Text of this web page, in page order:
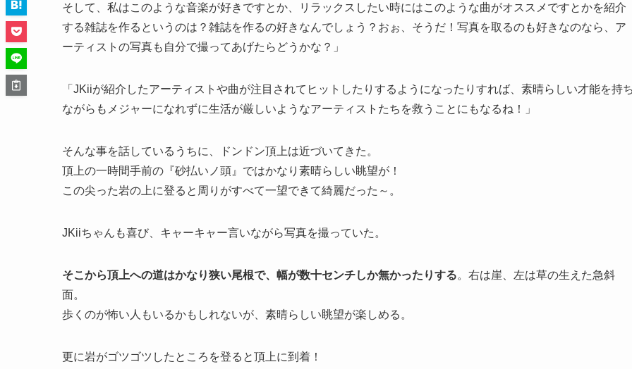
そして、私はこのような音楽が好きですとか、リラックスしたい時にはこのような曲がオススメですとかを紹介
する雑誌を作るというのは？雑誌を作るの好きなんでしょう？おぉ、そうだ！写真を取るのも好きなのなら、ア
ーティストの写真も自分で撮ってあげたらどうかな？」
「JKiiが紹介したアーティストや曲が注目されてヒットしたりするようになったりすれば、素晴らしい才能を持
ながらもメジャーになれずに生活が厳しいようなアーティストたちを救うことにもなるね！」
そんな事を話しているうちに、ドンドン頂上は近づいてきた。
頂上の一時間手前の『砂払いノ頭』ではかなり素晴らしい眺望が！
この尖った岩の上に登ると周りがすべて一望できて綺麗だった～。
JKiiちゃんも喜び、キャーキャー言いながら写真を撮っていた。
そこから頂上への道はかなり狭い尾根で、幅が数十センチしか無かったりする。右は崖、左は草の生えた急斜
面。
歩くのが怖い人もいるかもしれないが、素晴らしい眺望が楽しめる。
更に岩がゴツゴツしたところを登ると頂上に到着！